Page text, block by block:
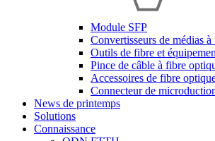
Module SFP
Convertisseurs de médias
Outils de fibre et
Pince de câble à fibre
Accessoires de fibre
Connecteur de
News de printemps
Solutions
Connaissance